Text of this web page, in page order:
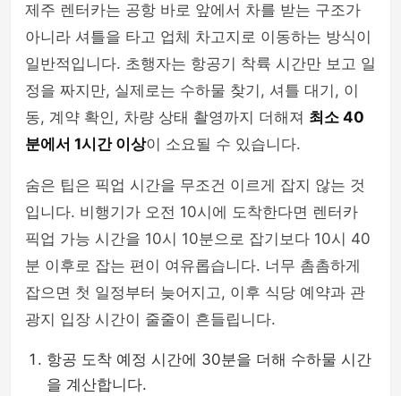
제주 렌터카는 공항 바로 앞에서 차를 받는 구조가
아니라 셔틀을 타고 업체 차고지로 이동하는 방식이
일반적입니다. 초행자는 항공기 착륙 시간만 보고 일
정을 짜지만, 실제로는 수하물 찾기, 셔틀 대기, 이
동, 계약 확인, 차량 상태 촬영까지 더해져 최소 40
분에서 1시간 이상이 소요될 수 있습니다.
숨은 팁은 픽업 시간을 무조건 이르게 잡지 않는 것
입니다. 비행기가 오전 10시에 도착한다면 렌터카
픽업 가능 시간을 10시 10분으로 잡기보다 10시 40
분 이후로 잡는 편이 여유롭습니다. 너무 촘촘하게
잡으면 첫 일정부터 늦어지고, 이후 식당 예약과 관
광지 입장 시간이 줄줄이 흔들립니다.
항공 도착 예정 시간에 30분을 더해 수하물 시간
을 계산합니다.